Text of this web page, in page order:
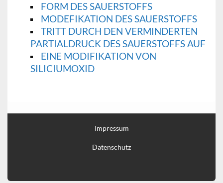
FORM DES SAUERSTOFFS
MODEFIKATION DES SAUERSTOFFS
TRITT DURCH DEN VERMINDERTEN
PARTIALDRUCK DES SAUERSTOFFS AUF
EINE MODIFIKATION VON
SILICIUMOXID
Impressum
Datenschutz